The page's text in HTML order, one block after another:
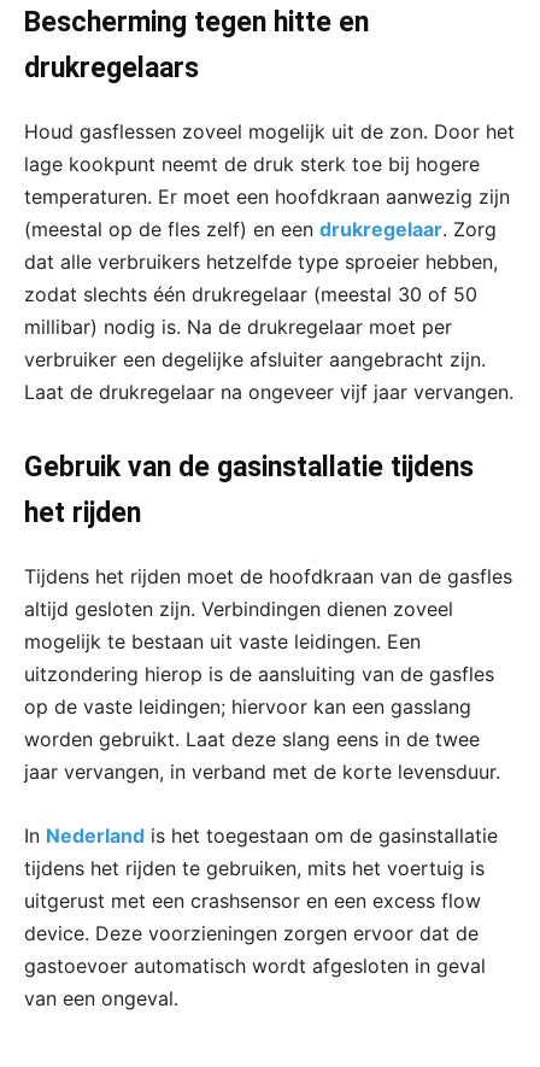
Bescherming tegen hitte en
drukregelaars
Houd gasflessen zoveel mogelijk uit de zon. Door het
lage kookpunt neemt de druk sterk toe bij hogere
temperaturen. Er moet een hoofdkraan aanwezig zijn
(meestal op de fles zelf) en een drukregelaar. Zorg
dat alle verbruikers hetzelfde type sproeier hebben,
zodat slechts één drukregelaar (meestal 30 of 50
millibar) nodig is. Na de drukregelaar moet per
verbruiker een degelijke afsluiter aangebracht zijn.
Laat de drukregelaar na ongeveer vijf jaar vervangen.
Gebruik van de gasinstallatie tijdens
het rijden
Tijdens het rijden moet de hoofdkraan van de gasfles
altijd gesloten zijn. Verbindingen dienen zoveel
mogelijk te bestaan uit vaste leidingen. Een
uitzondering hierop is de aansluiting van de gasfles
op de vaste leidingen; hiervoor kan een gasslang
worden gebruikt. Laat deze slang eens in de twee
jaar vervangen, in verband met de korte levensduur.
In Nederland is het toegestaan om de gasinstallatie
tijdens het rijden te gebruiken, mits het voertuig is
uitgerust met een crashsensor en een excess flow
device. Deze voorzieningen zorgen ervoor dat de
gastoevoer automatisch wordt afgesloten in geval
van een ongeval.